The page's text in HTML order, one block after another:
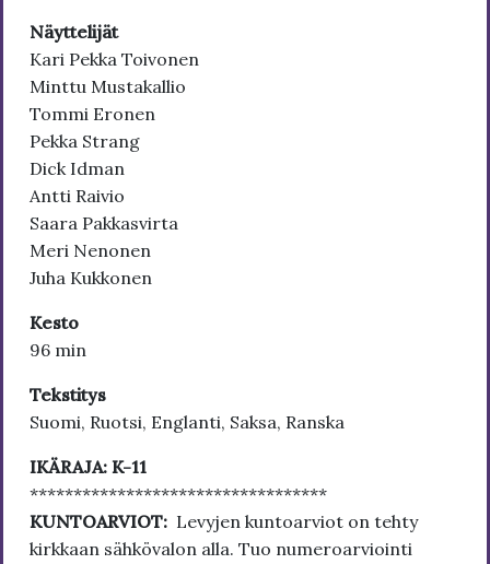
Näyttelijät
Kari Pekka Toivonen
Minttu Mustakallio
Tommi Eronen
Pekka Strang
Dick Idman
Antti Raivio
Saara Pakkasvirta
Meri Nenonen
Juha Kukkonen
Kesto
96 min
Tekstitys
Suomi, Ruotsi, Englanti, Saksa, Ranska
IKÄRAJA: K-11
**********************************
KUNTOARVIOT: Levyjen kuntoarviot on tehty
kirkkaan sähkövalon alla. Tuo numeroarviointi